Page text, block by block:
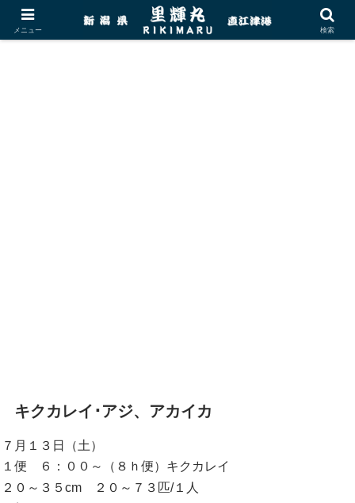
キクカレイ･アジ、アカイカ
７月１３日（土）
１便 ６：００～（８ｈ便）キクカレイ
２０～３５cm ２０～７３匹/１人
メニュー 検索